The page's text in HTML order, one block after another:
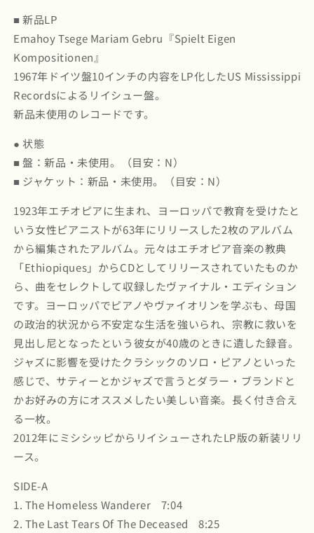
Records
｜
新
品
LP
の
数
を
減
ら
新
品
LP
の
数
増
や
■ 新品LP
Emahoy Tsege Mariam Gebru『Spielt Eigen
Kompositionen』
1967年ドイツ盤10インチの内容をLP化したUS Mississippi
Recordsによるリイシュー盤。
新品未使用のレコードです。
● 状態
■ 盤：新品・未使用。（目安：N）
■ ジャケット：新品・未使用。（目安：N）
1923年エチオピアに生まれ、ヨーロッパで教育を受けたと
いう女性ピアニストが63年にリリースした2枚のアルバム
から編集されたアルバム。元々はエチオピア音楽の教典
「Ethiopiques」からCDとしてリリースされていたものか
ら、曲をセレクトして収録したヴァイナル・エディション
です。ヨーロッパでピアノやヴァイオリンを学ぶも、母国
の政治的状況から不安定な生活を強いられ、宗教に救いを
見出し尼となったという彼女が40歳のときに遺した録音。
ジャズに影響を受けたクラシックのソロ・ピアノといった
感じで、サティーとかジャズで言うとダラー・ブランドと
かお好みの方にオススメしたい美しい音楽。長く付き合え
る一枚。
2012年にミシシッピからリイシューされたLP版の新装リリ
ース。
SIDE-A
1. The Homeless Wanderer 7:04
2. The Last Tears Of The Deceased 8:25